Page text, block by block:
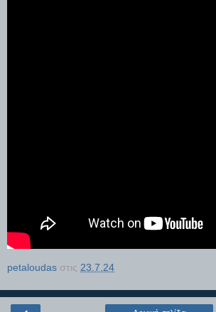
petaloudas στις 23.7.24